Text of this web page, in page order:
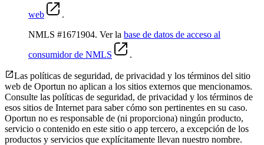
web
.
NMLS #1671904. Ver la base de datos de acceso al
consumidor de NMLS
.
Las políticas de seguridad, de privacidad y los términos del sitio
web de Oportun no aplican a los sitios externos que mencionamos.
Consulte las políticas de seguridad, de privacidad y los términos de
esos sitios de Internet para saber cómo son pertinentes en su caso.
Oportun no es responsable de (ni proporciona) ningún producto,
servicio o contenido en este sitio o app tercero, a excepción de los
productos y servicios que explícitamente llevan nuestro nombre.